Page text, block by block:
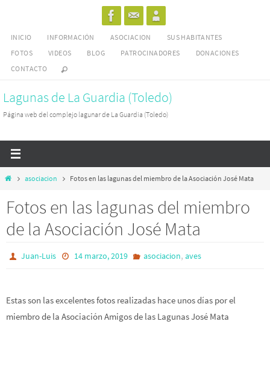
contenido
INICIO INFORMACIÓN ASOCIACION
SUS HABITANTES
FOTOS
VIDEOS BLOG PATROCINADORES
DONACIONES
CONTACTO
Lagunas de La Guardia (Toledo)
Página web del complejo lagunar de La Guardia (Toledo)
Inicioasociacion Fotos en las lagunas del miembro de la Asociación José Mata
Fotos en las lagunas del miembro
de la Asociación José Mata
Juan-Luis 14 marzo, 2019 asociacion, aves
Estas son las excelentes fotos realizadas hace unos días por el
miembro de la Asociación Amigos de las Lagunas José Mata